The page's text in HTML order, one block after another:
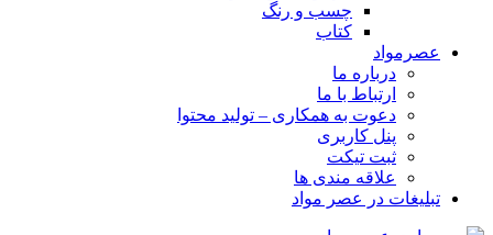
چسب و رنگ
کتاب
عصرمواد
درباره ما
ارتباط با ما
دعوت به همکاری – تولید محتوا
پنل کاربری
ثبت تیکت
علاقه مندی ها
تبلیغات در عصر مواد